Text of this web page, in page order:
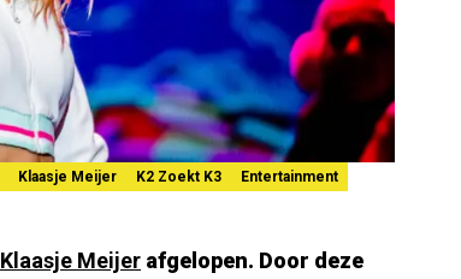
Klaasje Meijer K2 Zoekt K3
Entertainment
Klaasje Meijer afgelopen. Door deze